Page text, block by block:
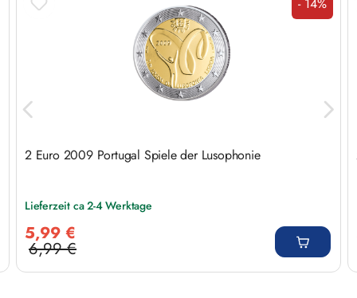
Rabatt
2 Euro 2009 Portugal Spiele der Lusophonie
Lieferzeit ca 2-4 Werktage
5,99 €
Regulärer Preis:
6,99 €